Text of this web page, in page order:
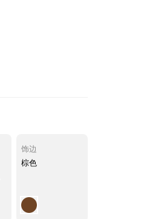
饰边
棕色